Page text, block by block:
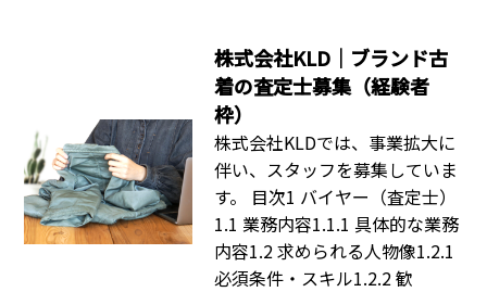
株式会社KLD｜ブランド古
着の査定士募集（経験者
枠）
株式会社KLDでは、事業拡大に
伴い、スタッフを募集していま
す。 目次1 バイヤー（査定士）
1.1 業務内容1.1.1 具体的な業務
内容1.2 求められる人物像1.2.1
必須条件・スキル1.2.2 歓